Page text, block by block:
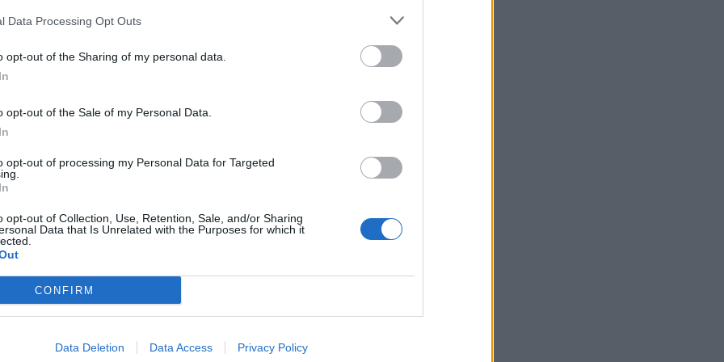
Data Processing Opt Outs
opt-out of the Sharing of my personal data.
opt-out of the Sale of my Personal Data.
opt-out of processing my Personal Data for Targeted
opt-out of Collection, Use, Retention, Sale, and/or Sharing
Data that Is Unrelated with the Purposes for which it
CONFIRM
Data Deletion Data Access Privacy Policy
μουσικές ανήκουν στους Δάφνη Αλεξανδρή,
Νεοφυτίδη και Απόλλωνα Ρέτσο, ενώ στο
η Αρετή Κετιμέ.